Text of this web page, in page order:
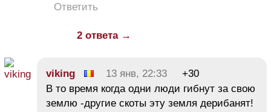
Ответить
2 ответа →
viking 13 янв, 22:33
+30
В то время когда одни люди гибнут за свою
землю -другие скоты эту земля дерибанят!